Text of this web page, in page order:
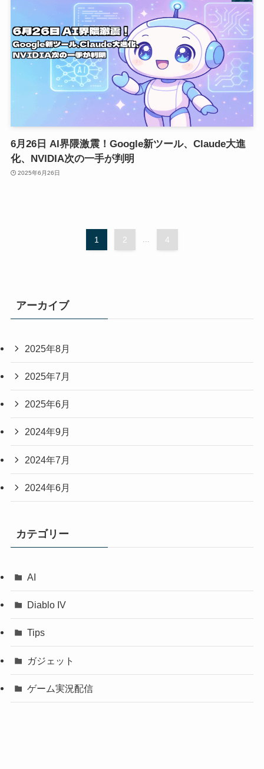
6月26日 AI界隈激震！Google新ツール、Claude大進
化、NVIDIA次の一手が判明
2025年6月26日
1 2 ... 4
アーカイブ
2025年8月
2025年7月
2025年6月
2024年9月
2024年7月
2024年6月
カテゴリー
AI
Diablo IV
Tips
ガジェット
ゲーム実況配信